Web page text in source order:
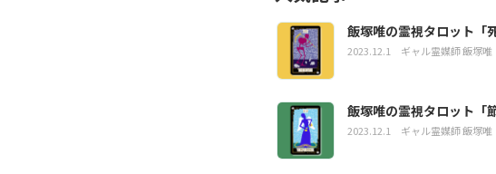
飯塚唯の霊視タロット「
2023.12.1 ギャル霊媒師 飯塚唯
飯塚唯の霊視タロット「
2023.12.1 ギャル霊媒師 飯塚唯